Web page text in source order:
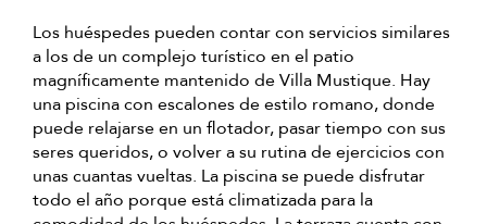
Los huéspedes pueden contar con servicios similares
a los de un complejo turístico en el patio
magníficamente mantenido de Villa Mustique. Hay
una piscina con escalones de estilo romano, donde
puede relajarse en un flotador, pasar tiempo con sus
seres queridos, o volver a su rutina de ejercicios con
unas cuantas vueltas. La piscina se puede disfrutar
todo el año porque está climatizada para la